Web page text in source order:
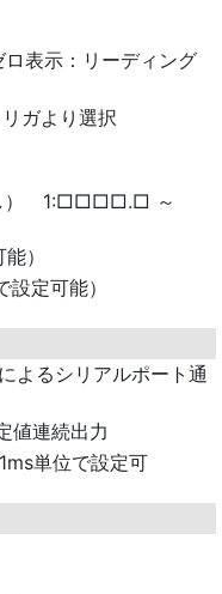
示：リーディング
ガより選択
） 1:□□□□.□ ～
）
定可能）
よるシリアルポート通
値連続出力
単位で設定可